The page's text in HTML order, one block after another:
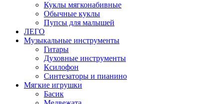
Куклы мягконабивные
Обычные куклы
Пупсы для малышей
ЛЕГО
Музыкальные инструменты
Гитары
Духовные инструменты
Ксилофон
Синтезаторы и пианино
Мягкие игрушки
Басик